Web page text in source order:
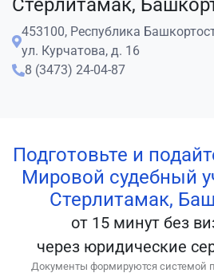
Стерлитамак,
453100, Республика
ул. Курчатова, д. 16
8 (3473) 24-04-87
Подготовьте и
Мировой судебный
Стерлитамак,
от 15 минут без
через юридические
Документы формируются системой